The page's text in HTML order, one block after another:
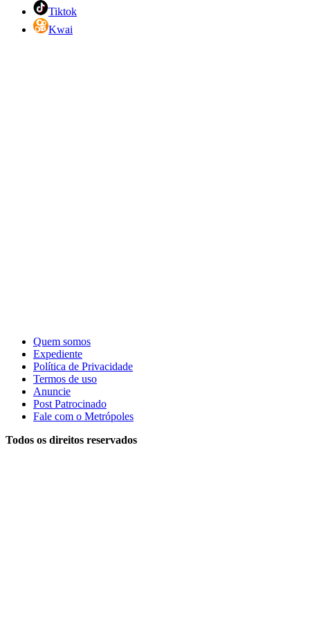
Tiktok
Kwai
Quem somos
Expediente
Política de Privacidade
Termos de uso
Anuncie
Post Patrocinado
Fale com o Metrópoles
Todos os direitos reservados